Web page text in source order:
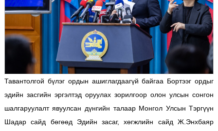
Тавантолгой бүлэг ордын ашиглагдаагүй байгаа Бортээг ордыг
эдийн засгийн эргэлтэд оруулах зорилгоор олон улсын сонгон
шалгаруулалт явуулсан дүнгийн талаар Монгол Улсын Тэргүүн
Шадар сайд бөгөөд Эдийн засаг, хөгжлийн сайд Ж.Энхбаяр